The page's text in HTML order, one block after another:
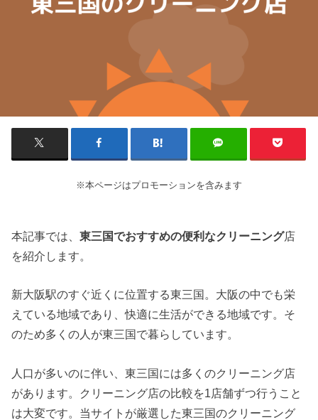
※本ページはプロモーションを含みます
本記事では、東三国でおすすめの便利なクリーニング店
を紹介します。
新大阪駅のすぐ近くに位置する東三国。大阪の中でも栄
えている地域であり、快適に生活ができる地域です。そ
のため多くの人が東三国で暮らしています。
人口が多いのに伴い、東三国には多くのクリーニング店
があります。クリーニング店の比較を1店舗ずつ行うこと
は大変です。当サイトが厳選した東三国のクリーニング